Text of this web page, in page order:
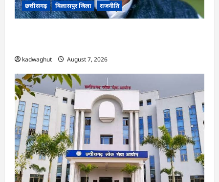
छत्तीसगढ़ बिलासपुर जिला राजनीति
kadwaghut August 7, 2026